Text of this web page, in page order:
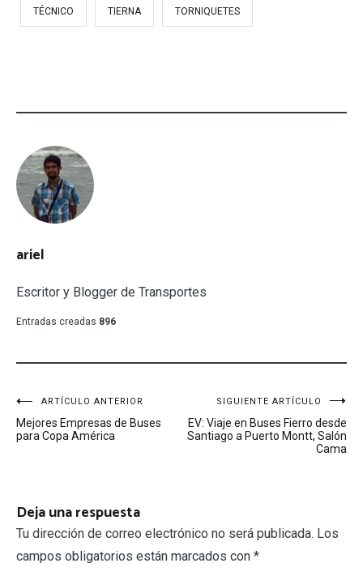
TÉCNICO TIERNA TORNIQUETES
ariel
Escritor y Blogger de Transportes
Entradas creadas 896
Navegación
de
ARTÍCULO ANTERIOR
Mejores Empresas de Buses
para Copa América
SIGUIENTE ARTÍCULO
EV: Viaje en Buses Fierro desde
Santiago a Puerto Montt, Salón
Cama
Deja una respuesta
Tu dirección de correo electrónico no será publicada. Los
campos obligatorios están marcados con *